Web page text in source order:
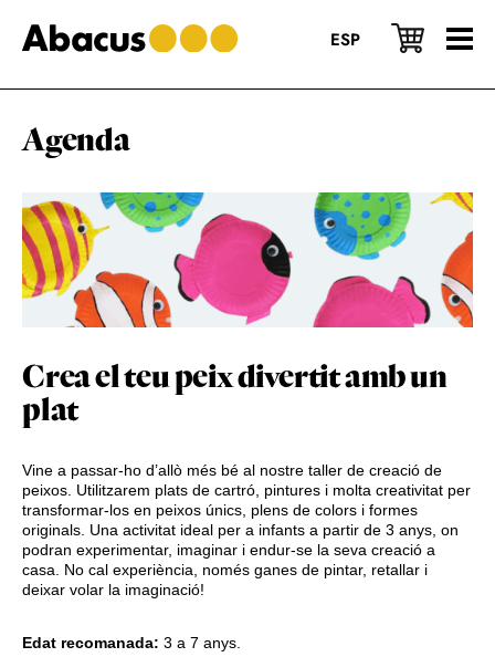
to
main
to
primary
to
footer
ESP
Agenda
Crea el teu peix divertit amb un
plat
Vine a passar-ho d’allò més bé al nostre taller de creació de
peixos. Utilitzarem plats de cartró, pintures i molta creativitat per
transformar-los en peixos únics, plens de colors i formes
originals. Una activitat ideal per a infants a partir de 3 anys, on
podran experimentar, imaginar i endur-se la seva creació a
casa. No cal experiència, només ganes de pintar, retallar i
deixar volar la imaginació!
Edat recomanada: 3 a 7 anys.